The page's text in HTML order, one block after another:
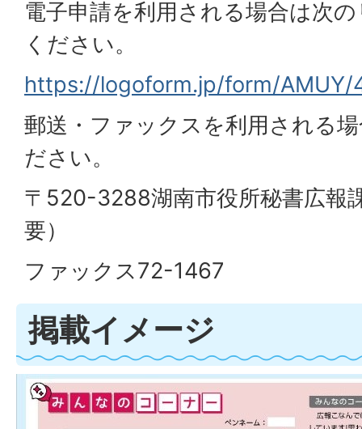
電子申請を利用される場合は次
ください。
https://logoform.jp/form/AMUY/
郵送・ファックスを利用される
ださい。
〒520-3288湖南市役所秘書広報
要）
ファックス72-1467
掲載イメージ